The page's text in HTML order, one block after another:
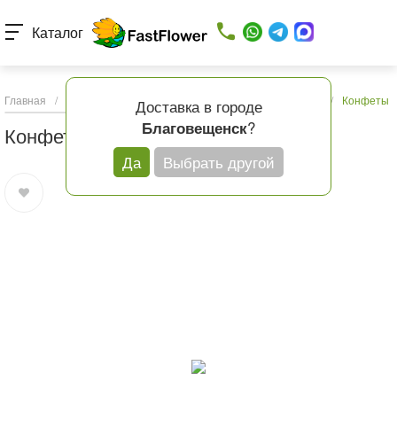
Доставка в городе
Благовещенск?
Да
Выбрать другой
Каталог
Главная / Каталог товаров / Конфеты
Конфеты Ferrero Rocher 200 г